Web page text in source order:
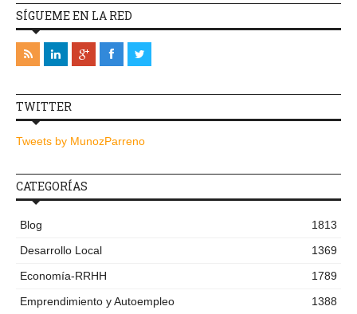
SÍGUEME EN LA RED
TWITTER
Tweets by MunozParreno
CATEGORÍAS
Blog
1813
Desarrollo Local
1369
Economía-RRHH
1789
Emprendimiento y Autoempleo
1388